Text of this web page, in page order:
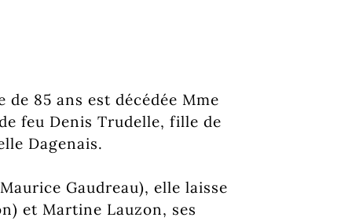
de 85 ans est décédée Mme
feu Denis Trudelle, fille de
Dagenais.
Gaudreau), elle laisse
et Martine Lauzon, ses